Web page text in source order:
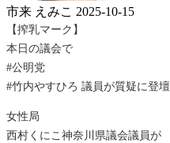
市来 えみこ 2025-10-15
【搾乳マーク】
本日の議会で
#公明党
#竹内やすひろ 議員が質疑に登壇
女性局
西村くにこ神奈川県議会議員が